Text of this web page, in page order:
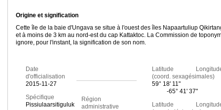
Origine et signification
Cette île de la baie d'Ungava se situe à l'ouest des îles Napaartuliup
et à moins de 3 km au nord-est du cap Kattaktoc. La Commission de
ignore, pour l'instant, la signification de son nom.
Date
d'officialisation
2015-11-27
Spécifique
Pissiulaarsitiguluk
Région
administrative
Latitude
(coord. sexagésimales)
59° 18' 11"
-65° 41' 37"
Latitude